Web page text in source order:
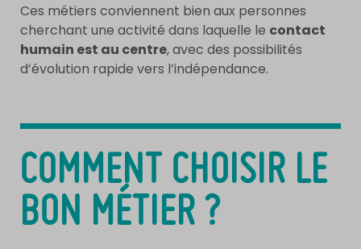
Ces métiers conviennent bien aux personnes
cherchant une activité dans laquelle le contact
humain est au centre, avec des possibilités
d’évolution rapide vers l’indépendance.
COMMENT CHOISIR LE
BON MÉTIER ?